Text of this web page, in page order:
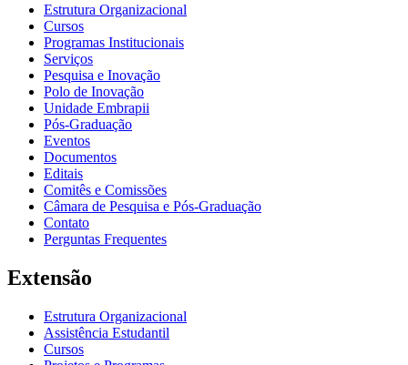
Estrutura Organizacional
Cursos
Programas Institucionais
Serviços
Pesquisa e Inovação
Polo de Inovação
Unidade Embrapii
Pós-Graduação
Eventos
Documentos
Editais
Comitês e Comissões
Câmara de Pesquisa e Pós-Graduação
Contato
Perguntas Frequentes
Extensão
Estrutura Organizacional
Assistência Estudantil
Cursos